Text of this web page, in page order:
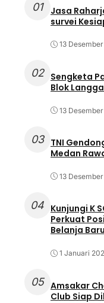
01
Jasa
survei
13
02
Sengketa
Blok
13
03
TNI
Medan
13
04 Kunjungi K
Perkuat
Belanja Baru
1 Januari
05 Amsakar
Club Siap